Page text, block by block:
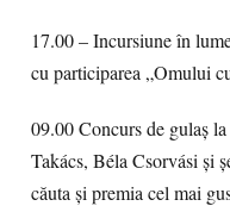
17.00 – Incursiune în
cu participarea „Omului
09.00 Concurs de gulaş
Takács, Béla Csorvási şi
căuta şi premia cel mai